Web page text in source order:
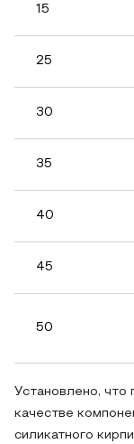
15
25
30
35
40
45
50
Установлено, что
качестве
силикатного